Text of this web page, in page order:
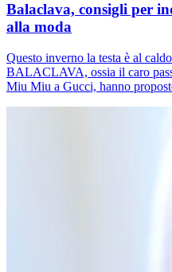
Balaclava, consigli per
alla moda
Questo inverno la testa è al
BALACLAVA, ossia il caro
Miu Miu a Gucci, hanno